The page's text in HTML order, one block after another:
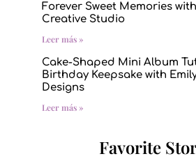
Forever Sweet Memories
Creative Studio
Leer más »
Cake-Shaped Mini Album
Birthday Keepsake with
Designs
Leer más »
Favorite